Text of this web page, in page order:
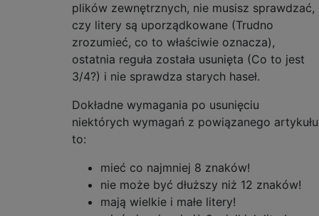
plików zewnętrznych, nie musisz sprawdzać,
czy litery są uporządkowane (Trudno
zrozumieć, co to właściwie oznacza),
ostatnia reguła została usunięta (Co to jest
3/4?) i nie sprawdza starych haseł.
Dokładne wymagania po usunięciu
niektórych wymagań z powiązanego artykułu
to:
mieć co najmniej 8 znaków!
nie może być dłuższy niż 12 znaków!
mają wielkie i małe litery!